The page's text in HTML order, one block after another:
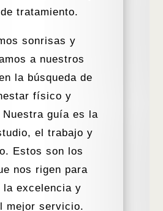
tratamiento.
sonrisas y
a nuestros
la búsqueda de
físico y
guía es la
el trabajo y
Estos son los
nos rigen para
la excelencia y
mejor servicio.